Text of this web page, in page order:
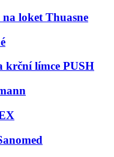
loket Thuasne
krční límce PUSH